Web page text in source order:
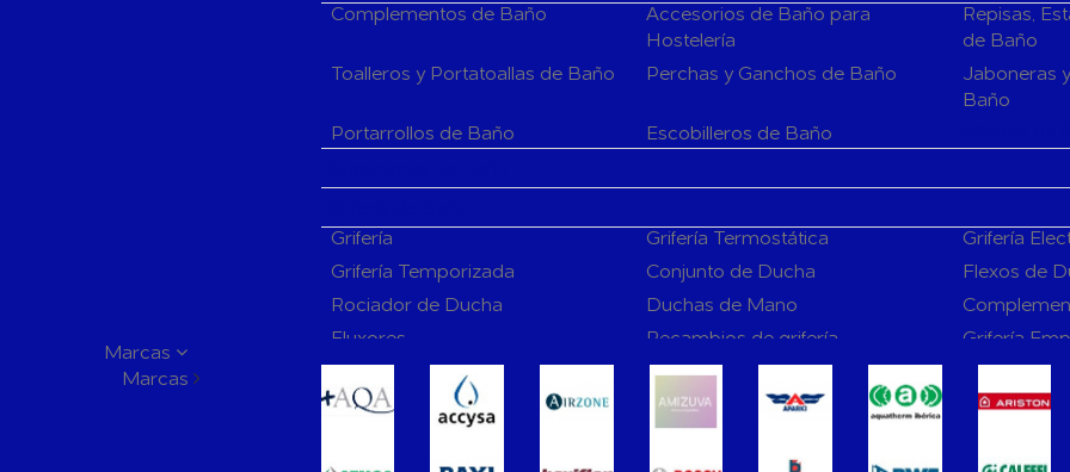
Complementos de Baño
Accesorios de Baño para
Hostelería
Repisas,
de Baño
Toalleros y Portatoallas de Baño
Perchas y Ganchos de Baño
Jaboneras
Baño
Portarrollos de Baño
Escobilleros de Baño
Grifería
Grifería Termostática
Grifería
Grifería Temporizada
Conjunto de Ducha
Flexos de
Rociador de Ducha
Duchas de Mano
Fluxores
Recambios de grifería
Grifería
Mamparas de Baño
Muebles de Baño
Marcas
Marcas